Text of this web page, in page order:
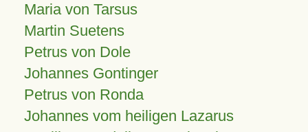
Maria von Tarsus
Martin Suetens
Petrus von Dole
Johannes Gontinger
Petrus von Ronda
Johannes vom heiligen Lazarus